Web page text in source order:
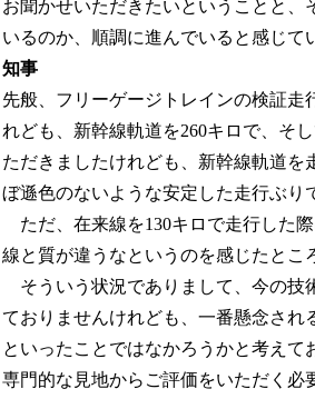
お聞かせいただきたいということと
いるのか、順調に進んでいると感じて
知事
先般、フリーゲージトレインの検証
れども、新幹線軌道を260キロで、そ
ただきましたけれども、新幹線軌道
ぼ遜色のないような安定した走行ぶり
ただ、在来線を130キロで走行した
線と質が違うなというのを感じたとこ
そういう状況でありまして、今の技
ておりませんけれども、一番懸念さ
といったことではなかろうかと考えて
専門的な見地からご評価をいただく必